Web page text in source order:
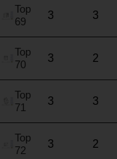
Top
69
3 3
Top
70
3 2
Top
71
3 3
Top
72
3 2